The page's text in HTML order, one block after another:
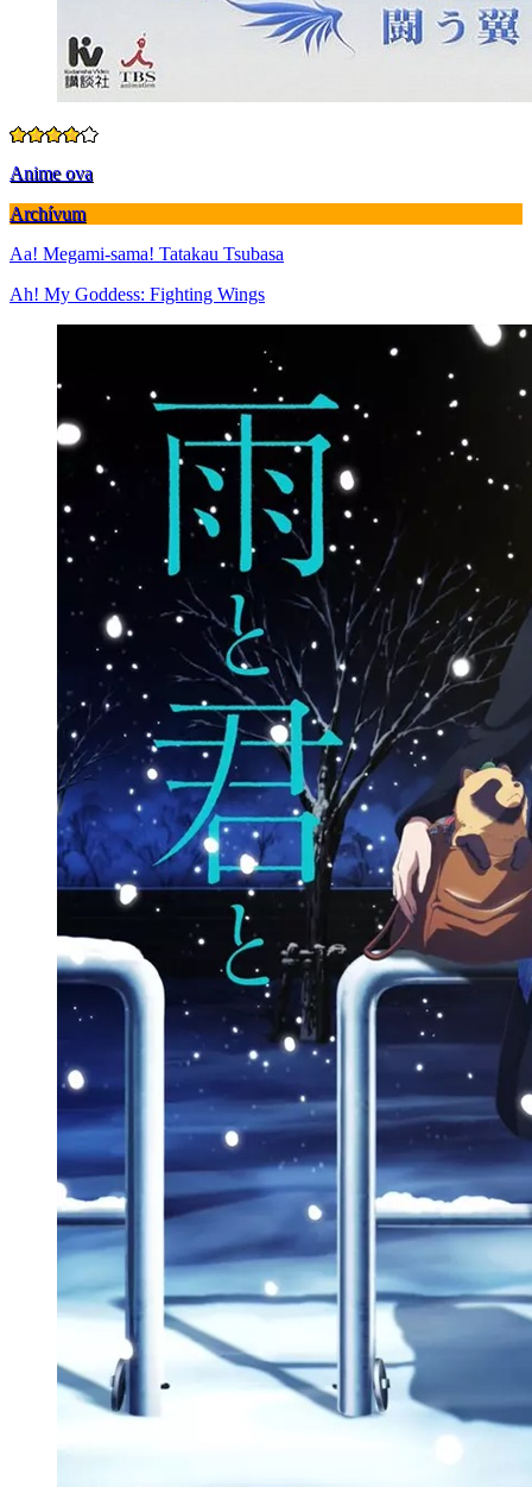
Anime ova
Archívum
Aa! Megami-sama! Tatakau Tsubasa
Ah! My Goddess: Fighting Wings